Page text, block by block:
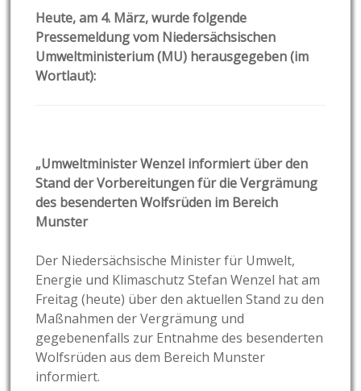
Heute, am 4. März, wurde folgende
Pressemeldung vom Niedersächsischen
Umweltministerium (MU) herausgegeben (im
Wortlaut):
„Umweltminister Wenzel informiert über den
Stand der Vorbereitungen für die Vergrämung
des besenderten Wolfsrüden im Bereich
Munster
Der Niedersächsische Minister für Umwelt,
Energie und Klimaschutz Stefan Wenzel hat am
Freitag (heute) über den aktuellen Stand zu den
Maßnahmen der Vergrämung und
gegebenenfalls zur Entnahme des besenderten
Wolfsrüden aus dem Bereich Munster
informiert.